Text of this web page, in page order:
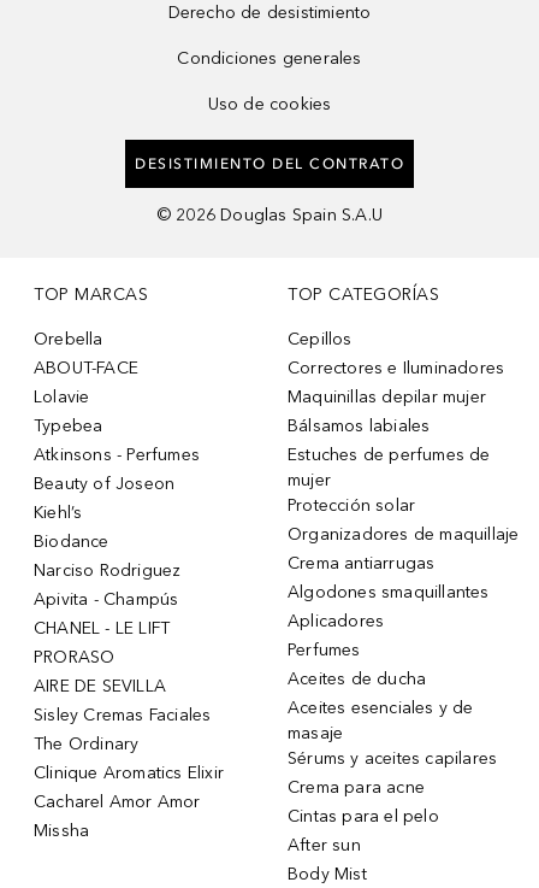
Derecho de desistimiento
Condiciones generales
Uso de cookies
DESISTIMIENTO DEL CONTRATO
© 2026 Douglas Spain S.A.U
TOP MARCAS
Orebella
ABOUT-FACE
Lolavie
Typebea
Atkinsons - Perfumes
Beauty of Joseon
Kiehl’s
Biodance
Narciso Rodriguez
Apivita - Champús
CHANEL - LE LIFT
PRORASO
AIRE DE SEVILLA
Sisley Cremas Faciales
The Ordinary
Clinique Aromatics Elixir
Cacharel Amor Amor
Missha
TOP CATEGORÍAS
Cepillos
Correctores e Iluminadores
Maquinillas depilar mujer
Bálsamos labiales
Estuches de perfumes de
mujer
Protección solar
Organizadores de maquillaje
Crema antiarrugas
Algodones smaquillantes
Aplicadores
Perfumes
Aceites de ducha
Aceites esenciales y de
masaje
Sérums y aceites capilares
Crema para acne
Cintas para el pelo
After sun
Body Mist